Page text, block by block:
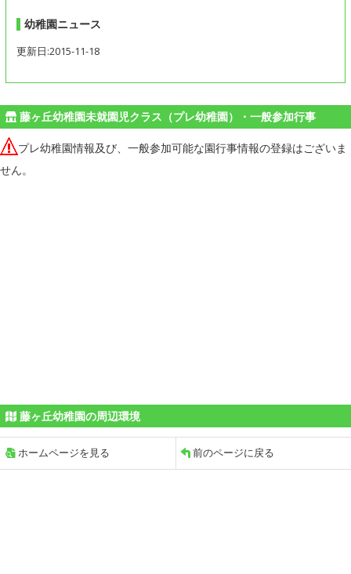
幼稚園ニュース
更新日:2015-11-18
藤ヶ丘幼稚園未就園児クラス（プレ幼稚園）・一般参加行事
プレ幼稚園情報及び、一般参加可能な園行事情報の登録はございま
せん。
藤ヶ丘幼稚園の周辺環境
ホームページを見る 前のページに戻る